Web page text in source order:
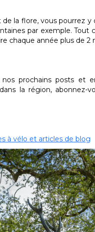
la flore, vous pourrez
par exemple. Tout
chaque année plus de 2
prochains posts et
la région, abonnez-
à vélo et articles de blog